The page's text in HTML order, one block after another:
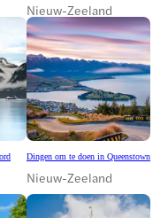
Nieuw-Zeeland
Dingen om te doen in Queenstown
Nieuw-Zeeland